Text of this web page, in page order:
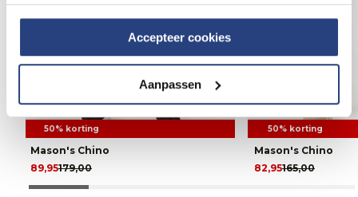
Accepteer cookies
Aanpassen
50% korting
Mason's Chino
179,00
89,95
50% korting
Mason's Chino
165,00
82,95